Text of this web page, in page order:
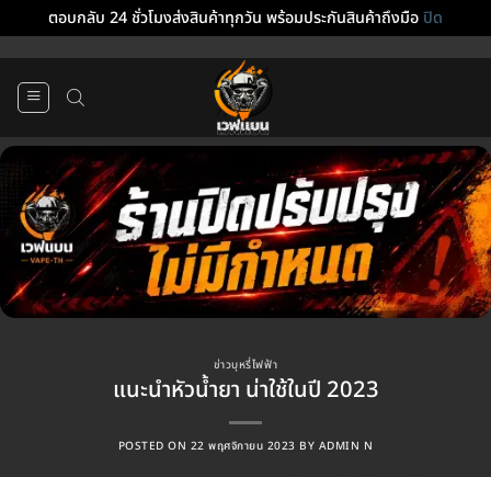
ตอบกลับ 24 ชั่วโมงส่งสินค้าทุกวัน พร้อมประกันสินค้าถึงมือปิด
ข่าวบุหรี่ไฟฟ้า
แนะนำหัวน้ำยา น่าใช้ในปี 2023
POSTED ON 22 พฤศจิกายน 2023 BY ADMIN N